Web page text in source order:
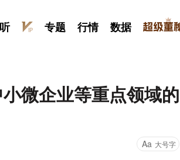
专题 行情 数据
微企业等重点领域的
Aa 大号字